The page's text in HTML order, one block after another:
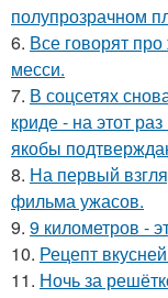
полупрозрачном
6. Все говорят
месси.
7. В соцсетях
криде - на этот
якобы
8. На первый
фильма ужасов.
9. 9 километров -
10. Рецепт
11. Ночь за